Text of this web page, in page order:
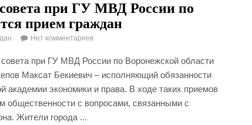
при ГУ МВД России по
прием граждан
Нет комментариев
при ГУ МВД России по Воронежской области
Максат Бекиевич – исполняющий обязанности
академии экономики и права. В ходе таких приемов
общественности с вопросами, связанными с
Жители города ...